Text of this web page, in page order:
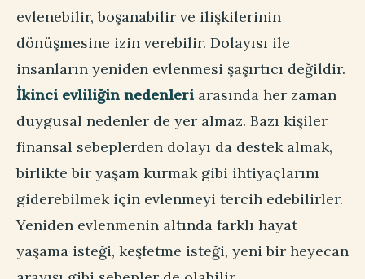
evlenebilir, boşanabilir ve ilişkilerinin
dönüşmesine izin verebilir. Dolayısı ile
insanların yeniden evlenmesi şaşırtıcı değildir.
İkinci evliliğin nedenleri arasında her zaman
duygusal nedenler de yer almaz. Bazı kişiler
finansal sebeplerden dolayı da destek almak,
birlikte bir yaşam kurmak gibi ihtiyaçlarını
giderebilmek için evlenmeyi tercih edebilirler.
Yeniden evlenmenin altında farklı hayat
yaşama isteği, keşfetme isteği, yeni bir heyecan